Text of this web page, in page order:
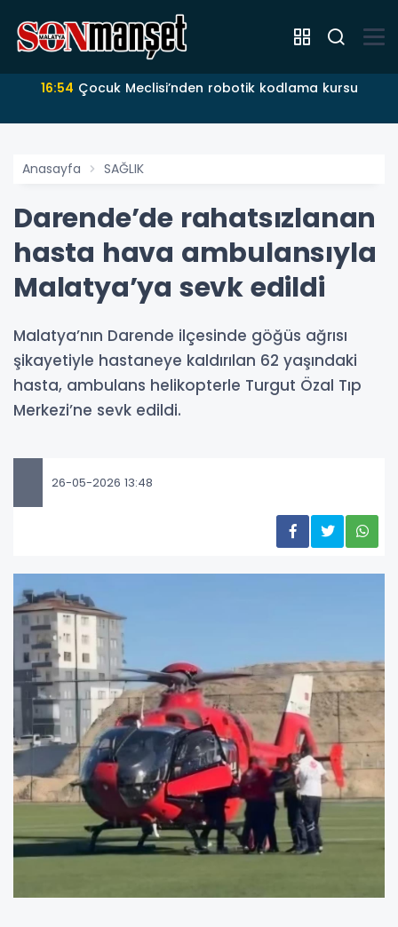
16:54 Çocuk Meclisi’nden robotik kodlama kursu
Anasayfa SAĞLIK
Darende’de rahatsızlanan
hasta hava ambulansıyla
Malatya’ya sevk edildi
Malatya’nın Darende ilçesinde göğüs ağrısı
şikayetiyle hastaneye kaldırılan 62 yaşındaki
hasta, ambulans helikopterle Turgut Özal Tıp
Merkezi’ne sevk edildi.
26-05-2026 13:48